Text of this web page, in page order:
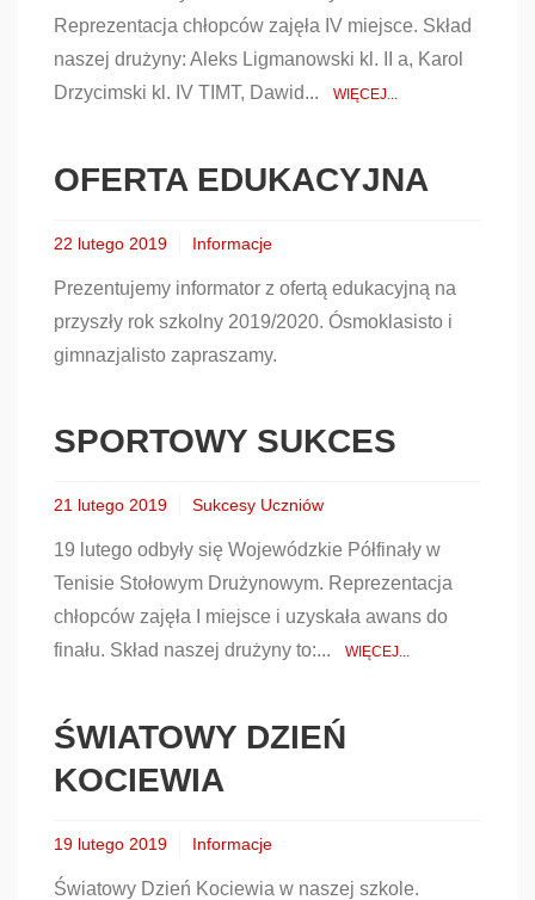
Reprezentacja chłopców zajęła IV miejsce. Skład
naszej drużyny: Aleks Ligmanowski kl. II a, Karol
Drzycimski kl. IV TIMT, Dawid...
WIĘCEJ...
OFERTA EDUKACYJNA
22 lutego 2019 Informacje
Prezentujemy informator z ofertą edukacyjną na
przyszły rok szkolny 2019/2020. Ósmoklasisto i
gimnazjalisto zapraszamy.
SPORTOWY SUKCES
21 lutego 2019 Sukcesy Uczniów
19 lutego odbyły się Wojewódzkie Półfinały w
Tenisie Stołowym Drużynowym. Reprezentacja
chłopców zajęła I miejsce i uzyskała awans do
finału. Skład naszej drużyny to:...
WIĘCEJ...
ŚWIATOWY DZIEŃ
KOCIEWIA
19 lutego 2019 Informacje
Światowy Dzień Kociewia w naszej szkole.